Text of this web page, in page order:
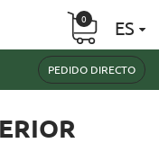
PEDIDO DIRECTO
ES
0